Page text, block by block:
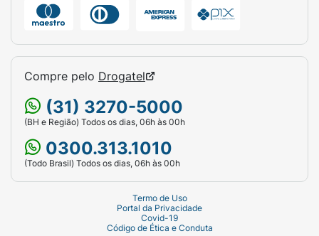
Compre pelo Drogatel
(31) 3270-5000
(BH e Região) Todos os dias, 06h às 00h
0300.313.1010
(Todo Brasil) Todos os dias, 06h às 00h
Termo de Uso
Portal da Privacidade
Covid-19
Código de Ética e Conduta